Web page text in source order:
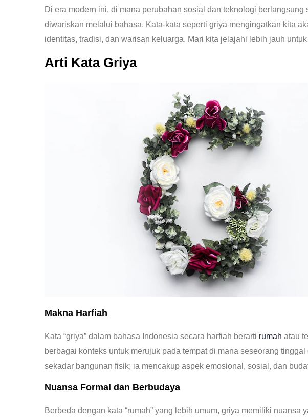
Di era modern ini, di mana perubahan sosial dan teknologi
diwariskan melalui bahasa. Kata-kata seperti griya mengingatkan kita
identitas, tradisi, dan warisan keluarga. Mari kita jelajahi lebih jauh
Arti Kata Griya
Makna Harfiah
Kata “griya” dalam bahasa Indonesia secara harfiah berarti rumah atau
berbagai konteks untuk merujuk pada tempat di mana seseorang
sekadar bangunan fisik; ia mencakup aspek emosional, sosial, dan
Nuansa Formal dan Berbudaya
Berbeda dengan kata “rumah” yang lebih umum, griya memiliki